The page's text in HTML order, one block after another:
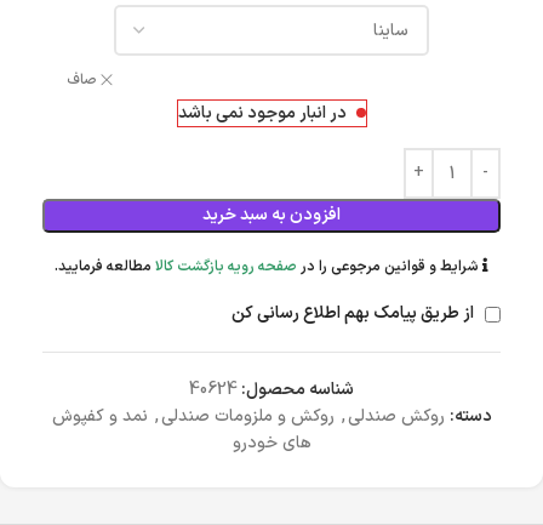
صاف
در انبار موجود نمی باشد
افزودن به سبد خرید
شرایط و قوانین مرجوعی را در صفحه رویه بازگشت کالا مطالعه فرمایید.
از طریق پیامک بهم اطلاع رسانی کن
شناسه محصول:40624
دسته: روکش صندلی, روکش و ملزومات صندلی, نمد و کفپوش
های خودرو